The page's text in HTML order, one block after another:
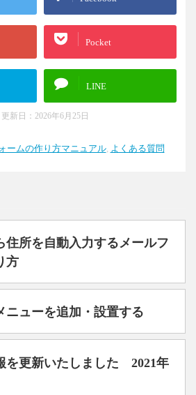
Pocket
LINE
新日： 2026年6月25日
ームの作り方マニュアル, よくある質問
住所を自動入力するメールフ
方
ニューを追加・設置する
を更新いたしました 2021年